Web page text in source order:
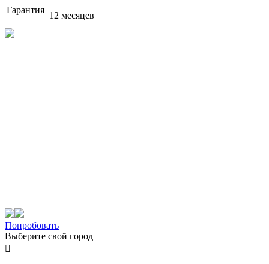
Гарантия
12 месяцев
Попробовать
Выберите свой город
